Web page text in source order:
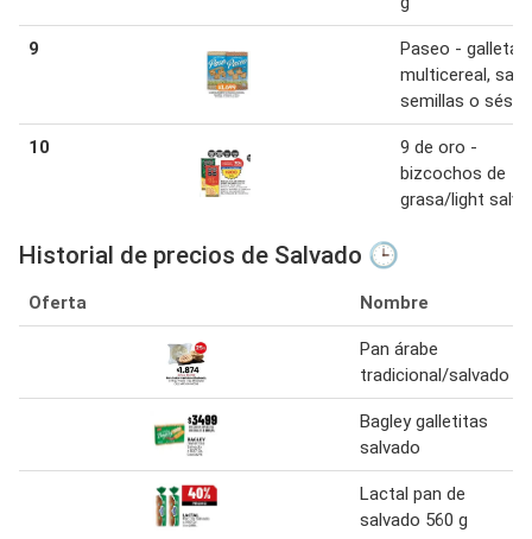
9
Paseo - galletas
multicereal,
semillas o
10
9 de oro -
bizcochos de
grasa/light
Historial de precios de Salvado 🕒
Oferta Nombre
Pan árabe
tradicional/salvado
Bagley galletitas
salvado
Lactal pan de
salvado 560 g